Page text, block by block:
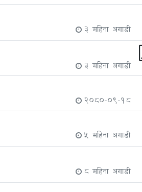
3 महिना अगाडी
3 महिना अगाडी
2080-09-18
5 महिना अगाडी
8 महिना अगाडी